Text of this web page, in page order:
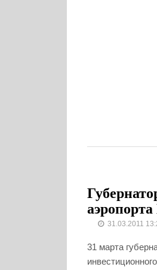
31.03.2011
31 марта